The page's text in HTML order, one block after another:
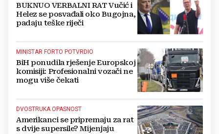
BUKNUO VERBALNI RAT Vučić i
Helez se posvađali oko Bugojna,
padaju teške riječi
MINISTAR FORTO POTVRDIO
BiH ponudila rješenje Europskoj
komisiji: Profesionalni vozači ne
mogu više čekati
DVOSTRUKA OPASNOST
Amerikanci se pripremaju za rat
s dvije supersile? Mijenjaju